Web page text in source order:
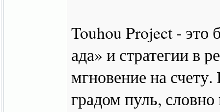
Touhou Project - это
ада» и стратегии в
мгновение на
градом пуль,